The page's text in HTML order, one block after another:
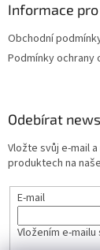
Informace
Obchodní
Podmínky ochrany
Odebírat
Vložte svůj e-mail
produktech na
E-mail
Vložením e-